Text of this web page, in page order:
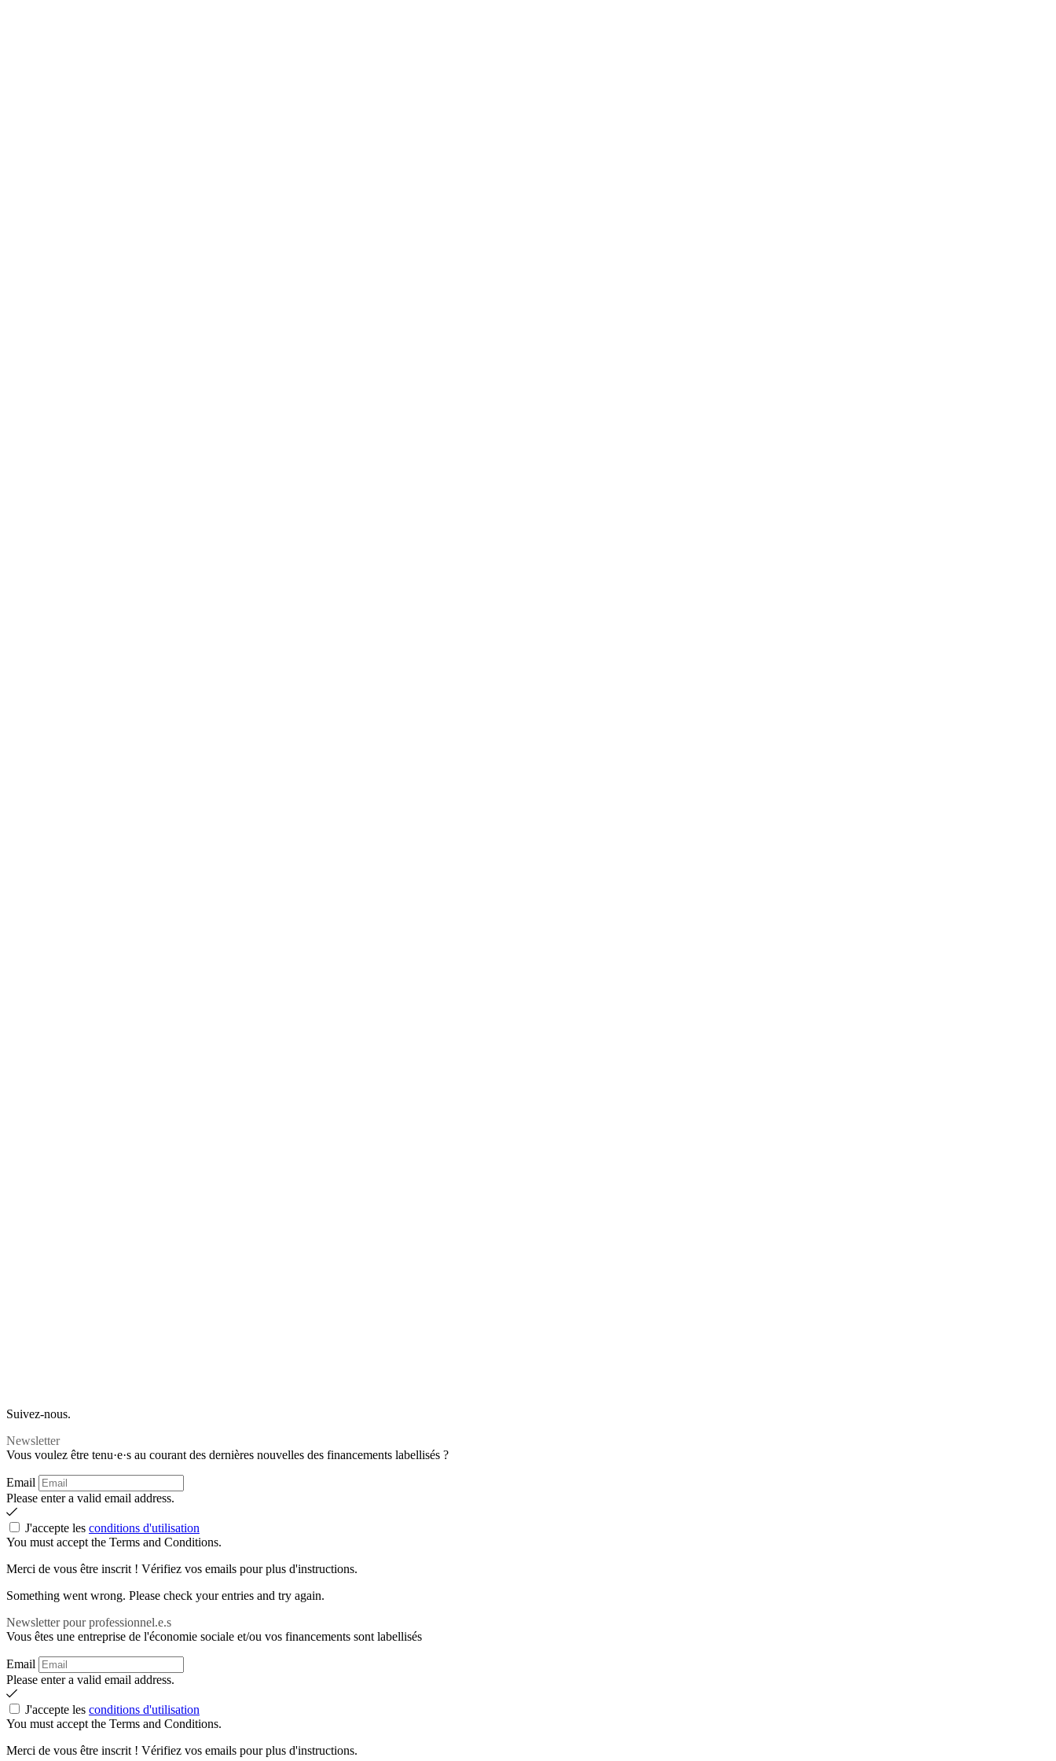
Suivez-nous.
Newsletter
Vous voulez être tenu·e·s au courant des dernières nouvelles des financements labellisés ?
Email
Please enter a valid email address.
J'accepte les conditions d'utilisation
You must accept the Terms and Conditions.
Merci de vous être inscrit ! Vérifiez vos emails pour plus d'instructions.
Something went wrong. Please check your entries and try again.
Newsletter pour professionnel.e.s
Vous êtes une entreprise de l'économie sociale et/ou vos financements sont labellisés
Email
Please enter a valid email address.
J'accepte les conditions d'utilisation
You must accept the Terms and Conditions.
Merci de vous être inscrit ! Vérifiez vos emails pour plus d'instructions.